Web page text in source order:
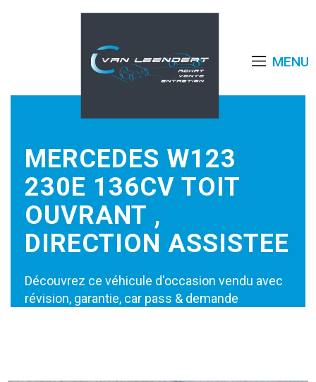
MENU
MERCEDES W123
230E 136CV TOIT
OUVRANT ,
DIRECTION ASSISTEE
Découvrez ce véhicule d'occasion vendu avec
révision, garantie, car pass & demande